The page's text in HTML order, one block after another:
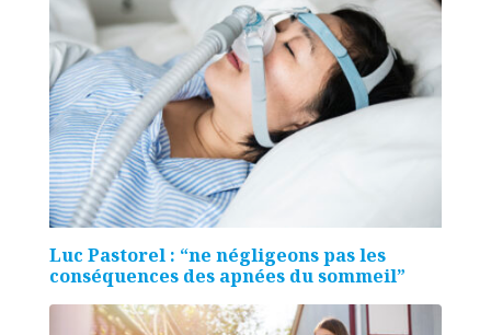
Luc Pastorel : “ne négligeons pas les
conséquences des apnées du sommeil”